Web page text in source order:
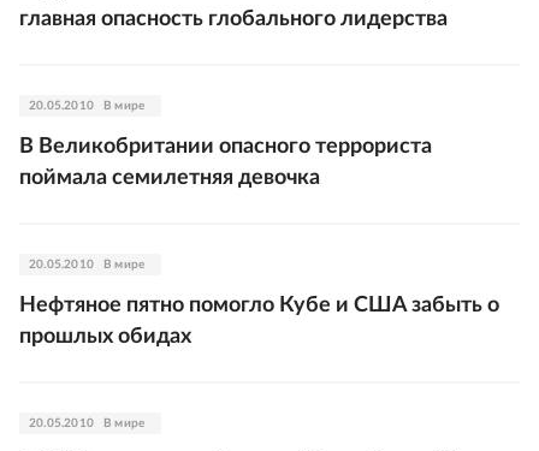
главная опасность глобального лидерства
20.05.2010 В мире
В Великобритании опасного террориста
поймала семилетняя девочка
20.05.2010 В мире
Нефтяное пятно помогло Кубе и США забыть о
прошлых обидах
20.05.2010 В мире